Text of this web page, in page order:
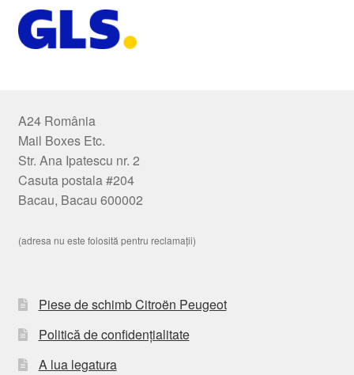
A24 România
Mail Boxes Etc.
Str. Ana Ipatescu nr. 2
Casuta postala #204
Bacau, Bacau 600002
(adresa nu este folosită pentru reclamații)
Piese de schimb Citroën Peugeot
Politică de confidențialitate
A lua legatura